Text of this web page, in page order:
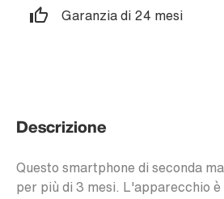
Garanzia di 24 mesi
Descrizione
Questo smartphone di seconda
per più di 3 mesi. L'apparecchio